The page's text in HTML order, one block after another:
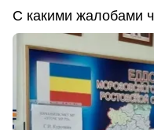
С какими жалобами